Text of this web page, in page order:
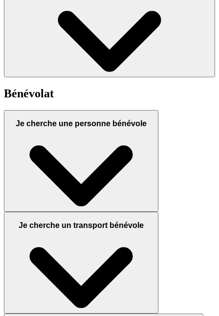
Bénévolat
Je cherche une personne bénévole
Je cherche un transport bénévole